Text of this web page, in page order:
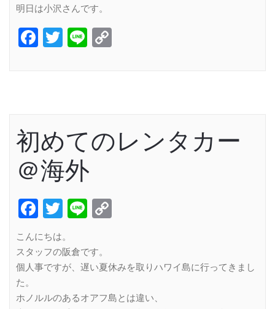
明日は小沢さんです。
Facebook
Twitter
Line
初めてのレンタカー
＠海外
Facebook
Twitter
Line
こんにちは。
スタッフの阪倉です。
個人事ですが、遅い夏休みを取りハワイ島に行ってきまし
た。
ホノルルのあるオアフ島とは違い、